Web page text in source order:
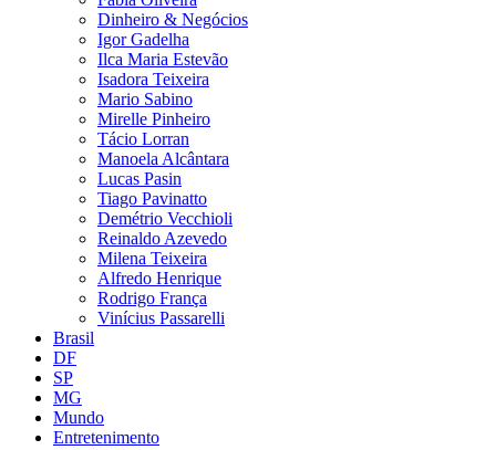
Dinheiro & Negócios
Igor Gadelha
Ilca Maria Estevão
Isadora Teixeira
Mario Sabino
Mirelle Pinheiro
Tácio Lorran
Manoela Alcântara
Lucas Pasin
Tiago Pavinatto
Demétrio Vecchioli
Reinaldo Azevedo
Milena Teixeira
Alfredo Henrique
Rodrigo França
Vinícius Passarelli
Brasil
DF
SP
MG
Mundo
Entretenimento